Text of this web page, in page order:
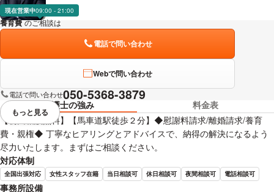
現在営業中09:00 - 21:00
養育費 のご相談は
電話で問い合わせ
Webで問い合わせ
電話で問い合わせ050-5368-3879
弁護士の強み
料金表
【初回相談無料】【馬車道駅徒歩２分】◆慰謝料請求/離婚請求/養育
費・親権◆ 丁寧なヒアリングとアドバイスで、納得の解決になるよう
尽力いたします。まずはご相談ください。
対応体制
全国出張対応 女性スタッフ在籍 当日相談可 休日相談可 夜間相談可 電話相談可
事務所設備
視覚的に省略されている要素を
もっと見る